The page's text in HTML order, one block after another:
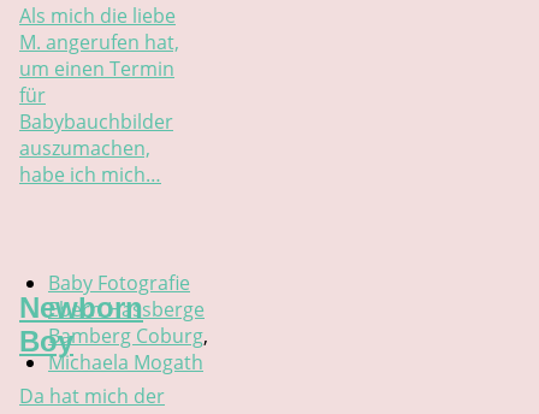
Als mich die liebe
M. angerufen hat,
um einen Termin
für
Babybauchbilder
auszumachen,
habe ich mich…
Baby Fotografie
Ebern Hassberge
Bamberg Coburg,
Michaela Mogath
Newborn
Boy
Da hat mich der